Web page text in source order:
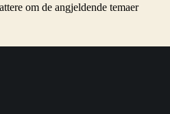
om de angjeldende temaer